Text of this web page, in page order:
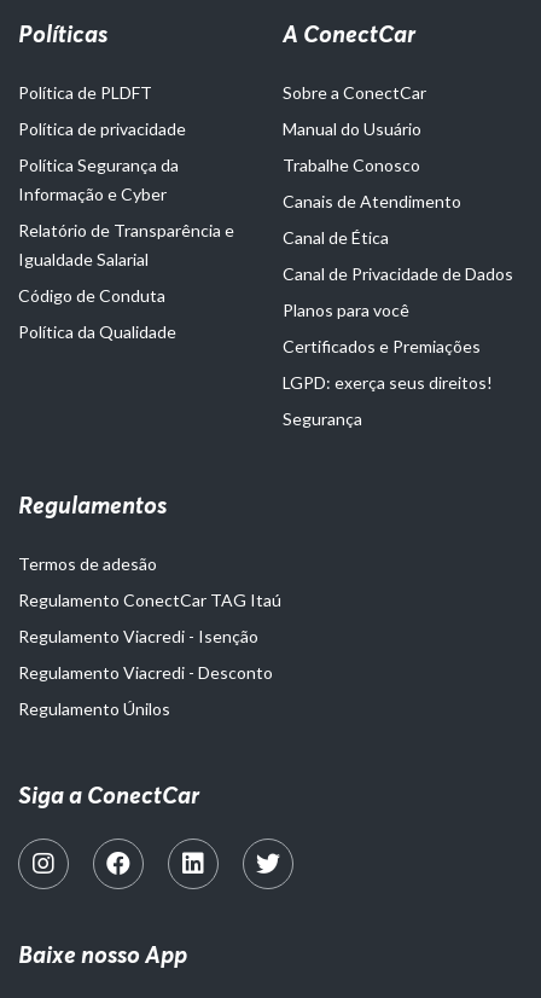
Políticas
Política de PLDFT
Política de privacidade
Política Segurança da
Informação e Cyber
Relatório de Transparência e
Igualdade Salarial
Código de Conduta
Política da Qualidade
A ConectCar
Sobre a ConectCar
Manual do Usuário
Trabalhe Conosco
Canais de Atendimento
Canal de Ética
Canal de Privacidade de Dados
Planos para você
Certificados e Premiações
LGPD: exerça seus direitos!
Segurança
Regulamentos
Termos de adesão
Regulamento ConectCar TAG Itaú
Regulamento Viacredi - Isenção
Regulamento Viacredi - Desconto
Regulamento Únilos
Siga a ConectCar
Baixe nosso App